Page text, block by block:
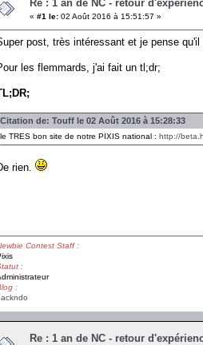
Re : 1 an de NC - retour
« #1 le: 02 Août 2016 à 15:51:57 »
post, très intéressant et je pense
les flemmards, j'ai fait un tl;dr;
Citation de: Touff le 02 Août 2016 à 15:28:33
le TRES bon site de notre PIXIS national : http://
rien.
Contest Staff :
:
:
Re : 1 an de NC - retour